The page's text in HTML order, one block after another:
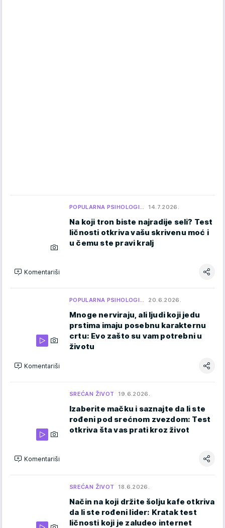
POPULARNA PSIHOLOGI… 14.7.2026.
Na koji tron biste najradije seli? Test
ličnosti otkriva vašu skrivenu moć i
u čemu ste pravi kralj
Komentariši
POPULARNA PSIHOLOGI… 20.6.2026.
Mnoge nerviraju, ali ljudi koji jedu
prstima imaju posebnu karakternu
crtu: Evo zašto su vam potrebni u
životu
Komentariši
SREĆAN ŽIVOT 19.6.2026.
Izaberite mačku i saznajte da li ste
rođeni pod srećnom zvezdom: Test
otkriva šta vas prati kroz život
Komentariši
SREĆAN ŽIVOT 18.6.2026.
Način na koji držite šolju kafe otkriva
da li ste rođeni lider: Kratak test
ličnosti koji je zaludeo internet